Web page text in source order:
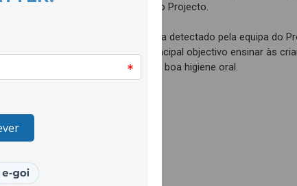
Beira Aproxima, parceira informal do Projecto.
Esta sessão resulta de um problema detectado pela equipa do
acções no terreno e teve como principal objectivo ensinar às
importância e como conseguir uma boa higiene oral.